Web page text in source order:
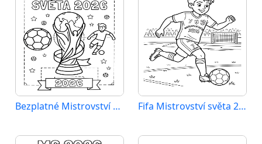
Bezplatné Mistrovství světa 2026 Fifa Mistrovství světa 2026